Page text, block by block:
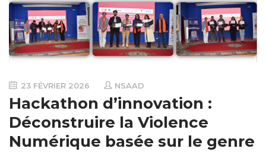
23 FÉVRIER 2026 NSAAD
Hackathon d’innovation :
Déconstruire la Violence
Numérique basée sur le genre